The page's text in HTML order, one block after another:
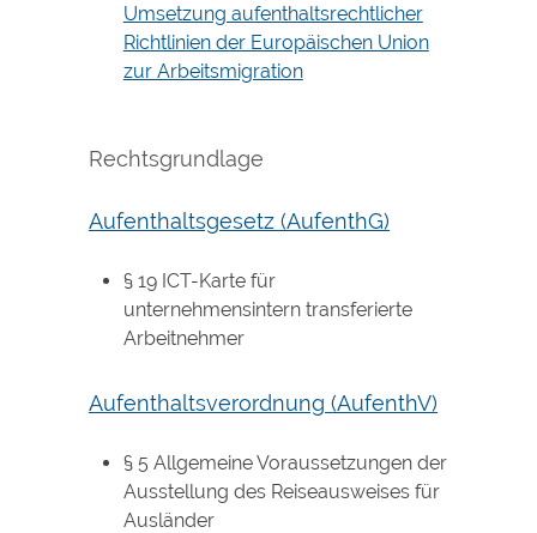
Umsetzung aufenthaltsrechtlicher
Richtlinien der Europäischen Union
zur Arbeitsmigration
Rechtsgrundlage
Aufenthaltsgesetz (AufenthG)
§ 19 ICT-Karte für
unternehmensintern transferierte
Arbeitnehmer
Aufenthaltsverordnung (AufenthV)
§ 5 Allgemeine Voraussetzungen der
Ausstellung des Reiseausweises für
Ausländer